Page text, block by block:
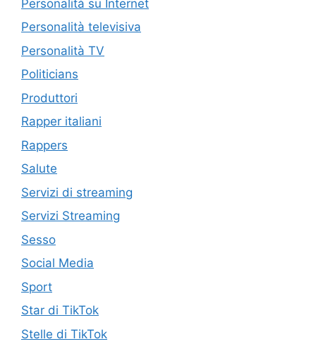
Personalità su Internet
Personalità televisiva
Personalità TV
Politicians
Produttori
Rapper italiani
Rappers
Salute
Servizi di streaming
Servizi Streaming
Sesso
Social Media
Sport
Star di TikTok
Stelle di TikTok